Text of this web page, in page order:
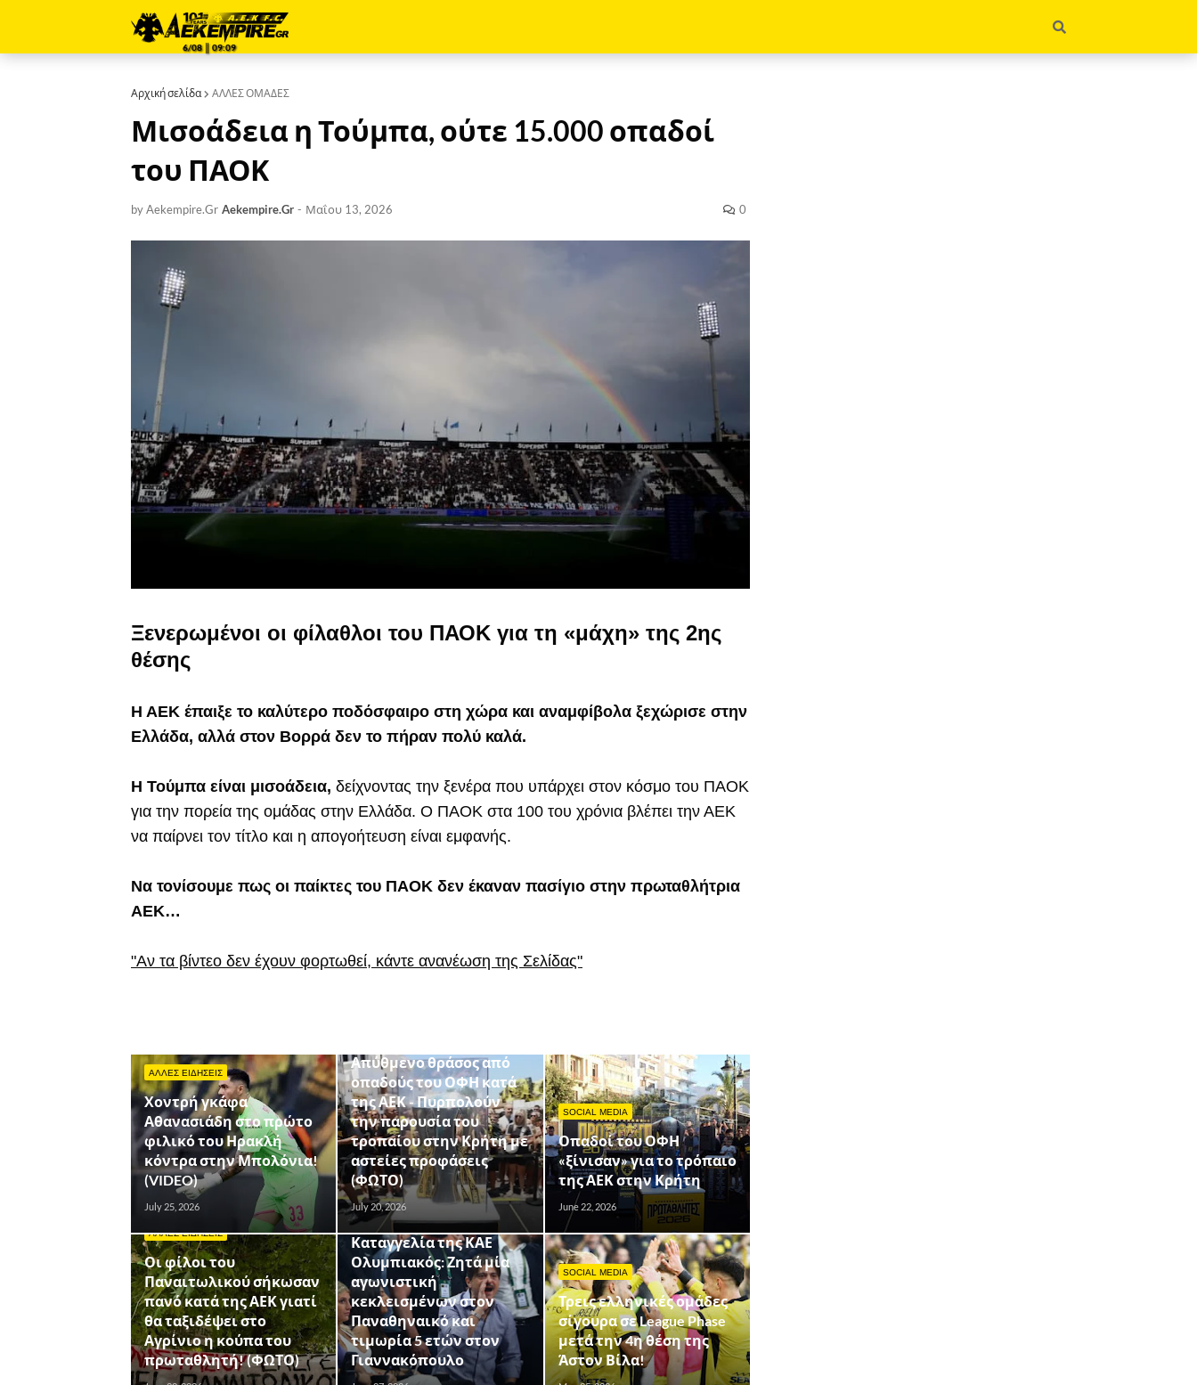
6/08 ║ 09:09
Αρχική σελίδα ΑΛΛΕΣ ΟΜΑΔΕΣ
Μισοάδεια η Τούμπα, ούτε 15.000 οπαδοί
του ΠΑΟΚ
by Aekempire.Gr Aekempire.Gr - Μαΐου 13, 2026 0
Ξενερωμένοι οι φίλαθλοι του ΠΑΟΚ για τη «μάχη» της 2ης
θέσης
Η ΑΕΚ έπαιξε το καλύτερο ποδόσφαιρο στη χώρα και αναμφίβολα ξεχώρισε στην
Ελλάδα, αλλά στον Βορρά δεν το πήραν πολύ καλά.
Η Τούμπα είναι μισοάδεια, δείχνοντας την ξενέρα που υπάρχει στον κόσμο του ΠΑΟΚ
για την πορεία της ομάδας στην Ελλάδα. Ο ΠΑΟΚ στα 100 του χρόνια βλέπει την ΑΕΚ
να παίρνει τον τίτλο και η απογοήτευση είναι εμφανής.
Να τονίσουμε πως οι παίκτες του ΠΑΟΚ δεν έκαναν πασίγιο στην πρωταθλήτρια
ΑΕΚ…
"Αν τα βίντεο δεν έχουν φορτωθεί, κάντε ανανέωση της Σελίδας"
ΑΛΛΕΣ ΕΙΔΗΣΕΙΣ
Χοντρή γκάφα
Αθανασιάδη στο πρώτο
φιλικό του Ηρακλή
κόντρα στην Μπολόνια!
(VIDEO)
July 25, 2026
Απύθμενο θράσος από
οπαδούς του ΟΦΗ κατά
της ΑΕΚ - Πυρπολούν
την παρουσία του
τροπαίου στην Κρήτη με
αστείες προφάσεις
(ΦΩΤΟ)
July 20, 2026
SOCIAL MEDIA
Οπαδοί του ΟΦΗ
«ξίνισαν» για το τρόπαιο
της ΑΕΚ στην Κρήτη
June 22, 2026
ΑΛΛΕΣ ΕΙΔΗΣΕΙΣ
Οι φίλοι του
Παναιτωλικού σήκωσαν
πανό κατά της ΑΕΚ γιατί
θα ταξιδέψει στο
Αγρίνιο η κούπα του
πρωταθλητή! (ΦΩΤΟ)
ΑΛΛΕΣ ΕΙΔΗΣΕΙΣ
Καταγγελία της ΚΑΕ
Ολυμπιακός: Ζητά μία
αγωνιστική
κεκλεισμένων στον
Παναθηναικό και
τιμωρία 5 ετών στον
Γιαννακόπουλο
SOCIAL MEDIA
Τρεις ελληνικές ομάδες
σίγουρα σε League Phase
μετά την 4η θέση της
Άστον Βίλα!